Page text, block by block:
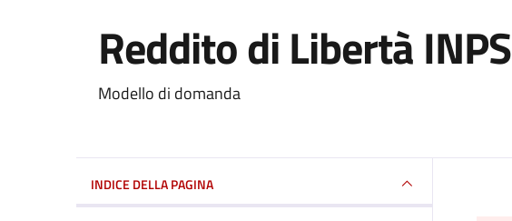
Reddito di Libertà INPS
Dettagli del documento
Modello di domanda
INDICE DELLA PAGINA